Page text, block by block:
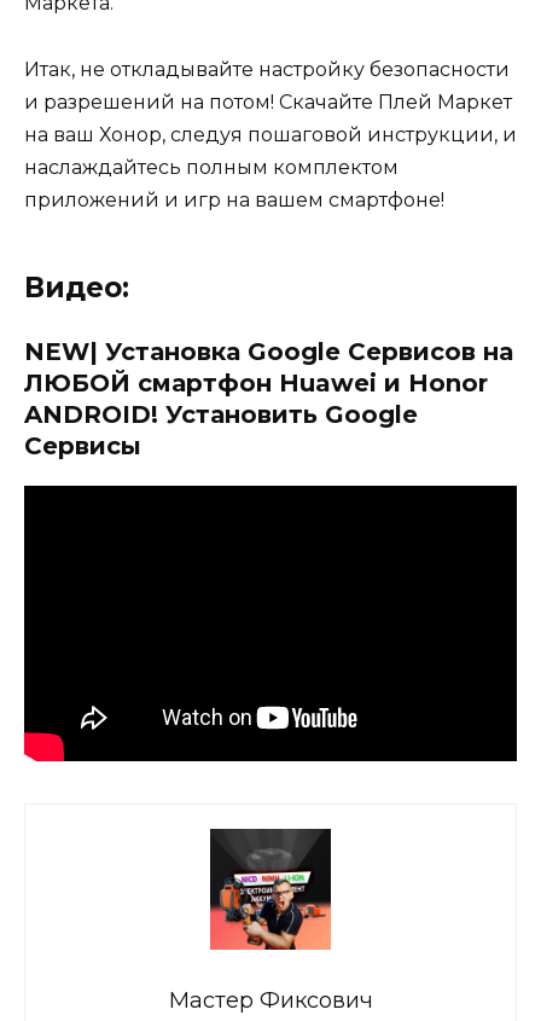
Итак, не откладывайте настройку безопасности
и разрешений на потом! Скачайте Плей Маркет
на ваш Хонор, следуя пошаговой инструкции, и
наслаждайтесь полным комплектом
приложений и игр на вашем смартфоне!
Видео:
NEW| Установка Google Сервисов на
ЛЮБОЙ смартфон Huawei и Honor
ANDROID! Установить Google
Сервисы
Мастер Фиксович